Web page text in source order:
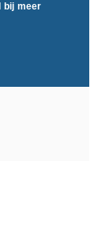
bij meer